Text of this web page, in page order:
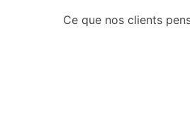
Ce que nos clients